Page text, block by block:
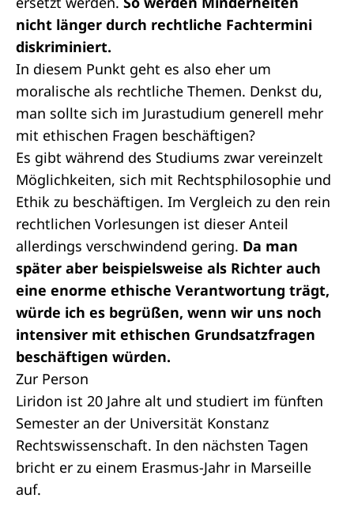
nicht länger durch rechtliche Fachtermini
diskriminiert.
In diesem Punkt geht es also eher um
moralische als rechtliche Themen. Denkst du,
man sollte sich im Jurastudium generell mehr
mit ethischen Fragen beschäftigen?
Es gibt während des Studiums zwar vereinzelt
Möglichkeiten, sich mit Rechtsphilosophie und
Ethik zu beschäftigen. Im Vergleich zu den rein
rechtlichen Vorlesungen ist dieser Anteil
allerdings verschwindend gering. Da man
später aber beispielsweise als Richter auch
eine enorme ethische Verantwortung trägt,
würde ich es begrüßen, wenn wir uns noch
intensiver mit ethischen Grundsatzfragen
beschäftigen würden.
Zur Person
Liridon ist 20 Jahre alt und studiert im fünften
Semester an der Universität Konstanz
Rechtswissenschaft. In den nächsten Tagen
bricht er zu einem Erasmus-Jahr in Marseille
auf.